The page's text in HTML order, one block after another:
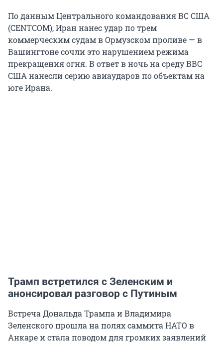
По данным Центрального командования ВС США
(CENTCOM), Иран нанес удар по трем
коммерческим судам в Ормузском проливе — в
Вашингтоне сочли это нарушением режима
прекращения огня. В ответ в ночь на среду ВВС
США нанесли серию авиаударов по объектам на
юге Ирана.
Трамп встретился с Зеленским и
анонсировал разговор с Путиным
Встреча Дональда Трампа и Владимира
Зеленского прошла на полях саммита НАТО в
Анкаре и стала поводом для громких заявлений